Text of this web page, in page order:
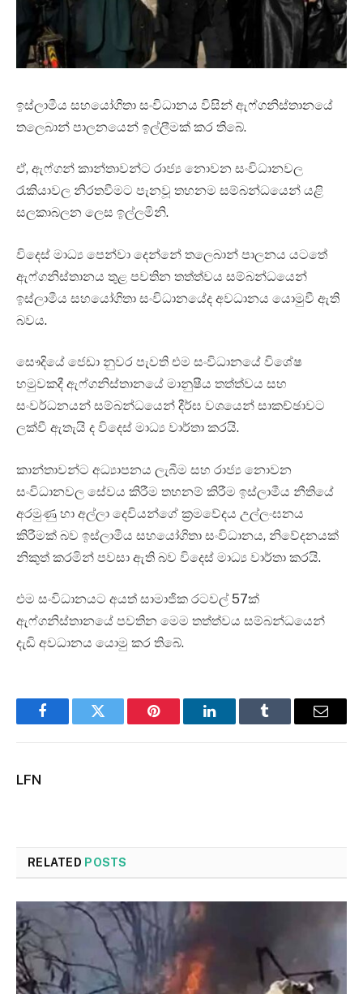
ඉස්ලාමීය සහයෝගිතා සංවිධානය විසින් ඇෆ්ගනිස්තානයේ
තලෙබාන් පාලනයෙන් ඉල්ලීමක් කර තිබේ.
ඒ, ඇෆ්ගන් කාන්තාවන්ට රාජ්‍ය නොවන සංවිධානවල
රැකියාවල නිරතවීමට පැනවූ තහනම සම්බන්ධයෙන් යළි
සලකාබලන ලෙස ඉල්ලමිනි.
විදෙස් මාධ්‍ය පෙන්වා දෙන්නේ තලෙබාන් පාලනය යටතේ
ඇෆ්ගනිස්තානය තුළ පවතින තත්ත්වය සම්බන්ධයෙන්
ඉස්ලාමීය සහයෝගිතා සංවිධානයේද අවධානය යොමුවී ඇති
බවය.
සෞදියේ ජෙඩා නුවර පැවති එම සංවිධානයේ විශේෂ
හමුවකදී ඇෆ්ගනිස්තානයේ මානුෂීය තත්ත්වය සහ
සංවර්ධනයන් සම්බන්ධයෙන් දීර්ඝ වශයෙන් සාකච්ඡාවට
ලක්වී ඇතැයි ද විදෙස් මාධ්‍ය වාර්තා කරයි.
කාන්තාවන්ට අධ්‍යාපනය ලැබීම සහ රාජ්‍ය නොවන
සංවිධානවල සේවය කිරීම තහනම් කිරීම ඉස්ලාමීය නීතියේ
අරමුණු හා අල්ලා දෙවියන්ගේ ක්‍රමවේදය උල්ලංඝනය
කිරීමක් බව ඉස්ලාමීය සහයෝගිතා සංවිධානය, නිවේදනයක්
නිකුත් කරමින් පවසා ඇති බව විදෙස් මාධ්‍ය වාර්තා කරයි.
එම සංවිධානයට අයත් සාමාජික රටවල් 57ක්
ඇෆ්ගනිස්තානයේ පවතින මෙම තත්ත්වය සම්බන්ධයෙන්
දැඩි අවධානය යොමු කර තිබේ.
FacebookTwitter Pinterest LinkedInTumblr Email
LFN
RELATED POSTS